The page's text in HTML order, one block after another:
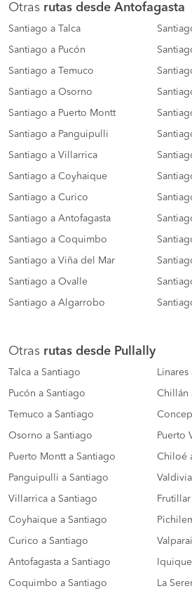
Otras rutas desde Antofagasta
Santiago a Talca
Santiago a Pucón
Santiago a Temuco
Santiago a Osorno
Santiago a Puerto Montt
Santiago a Panguipulli
Santiago a Villarrica
Santiago a Coyhaique
Santiago a Curico
Santiago a Antofagasta
Santiago a Coquimbo
Santiago a Viña del Mar
Santiago a Ovalle
Santiago a Algarrobo
Otras rutas desde Pullally
Talca a Santiago
Pucón a Santiago Chillán
Temuco a Santiago
Osorno a Santiago Puerto
Puerto Montt a Santiago Chiloé
Panguipulli a Santiago
Villarrica a Santiago
Coyhaique a Santiago
Curico a Santiago
Antofagasta a Santiago
Coquimbo a Santiago La